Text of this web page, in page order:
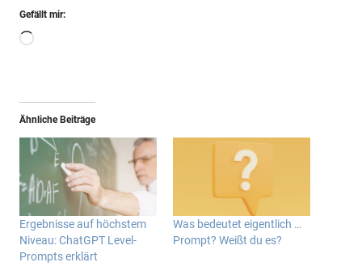
Gefällt mir:
Wird
Ähnliche Beiträge
Ergebnisse auf höchstem
Niveau: ChatGPT Level-
Prompts erklärt
Was bedeutet eigentlich …
Prompt? Weißt du es?